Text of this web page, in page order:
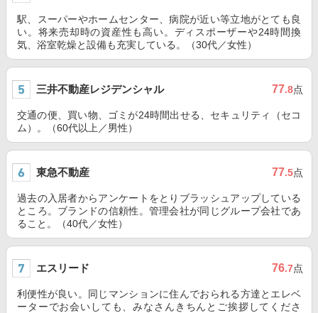
駅、スーパーやホームセンター、病院が近い等立地がとても良
い。将来売却時の資産性も高い。ディスポーザーや24時間換
気、浴室乾燥と設備も充実している。（30代／女性）
三井不動産レジデンシャル 77.8点
交通の便、買い物、ゴミが24時間出せる、セキュリティ（セコ
ム）。（60代以上／男性）
東急不動産 77.5点
過去の入居者からアンケートをとりブラッシュアップしている
ところ。ブランドの信頼性。管理会社が同じグループ会社であ
ること。（40代／女性）
エスリード 76.7点
利便性が良い。同じマンションに住んでおられる方達とエレベ
ーターでお会いしても、みなさんきちんとご挨拶してくださ